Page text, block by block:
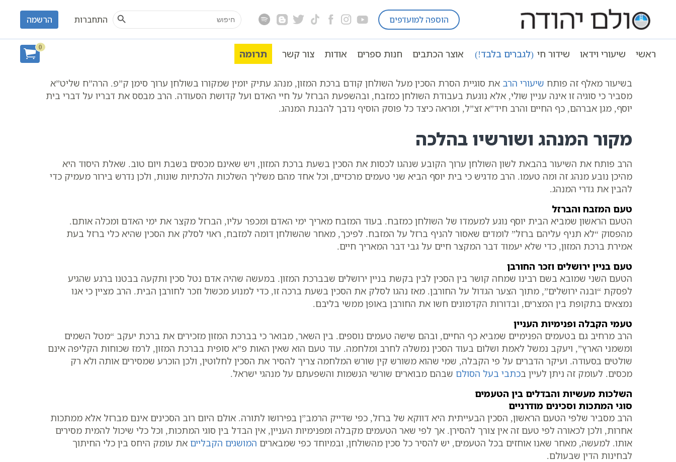
הוספה למועדפים Search
for:
Search Button
התחברות הרשמה
ראשי שיעורי וידאו שידור חי (לגברים בלבד!) אוצר הכתבים חנות ספרים אודות צור קשר תרומה
0
עמוד ראשי שיעורי וידאו שיעורי הלכה הלכות ברכות הלכות ברכות | מנהגי הסכין בשולחן האוכל
בשיעור מאלף זה פותח שיעורי הרב את סוגיית הסרת הסכין מעל השולחן קודם ברכת המזון, מנהג עתיק יומין שמקורו בשולחן ערוך סימן ק”פ. הרה”ח שליט”א
מסביר כי סוגיה זו אינה עניין שולי, אלא נוגעת בעבודת השולחן כמזבח, ובהשפעת הברזל על חיי האדם ועל קדושת הסעודה. הרב מבסס את דבריו על דברי בית
יוסף, מגן אברהם, כף החיים והרב חיד”א זצ”ל, ומראה כיצד כל פוסק הוסיף נדבך להבנת המנהג.
מקור המנהג ושורשיו בהלכה
הרב פותח את השיעור בהבאת לשון השולחן ערוך הקובע שנהגו לכסות את הסכין בשעת ברכת המזון, ויש שאינם מכסים בשבת ויום טוב. שאלת היסוד היא
מהיכן נובע מנהג זה ומה טעמו. הרב מדגיש כי בית יוסף הביא שני טעמים מרכזיים, וכל אחד מהם משליך השלכות הלכתיות שונות, ולכן נדרש בירור מעמיק כדי
להבין את גדרי המנהג.
טעם המזבח והברזל
הטעם הראשון שמביא הבית יוסף נוגע למעמדו של השולחן כמזבח. בעוד המזבח מאריך ימי האדם ומכפר עליו, הברזל מקצר את ימי האדם ומכלה אותם.
מהפסוק “לא תניף עליהם ברזל” לומדים שאסור להניף ברזל על המזבח. לפיכך, מאחר שהשולחן דומה למזבח, ראוי לסלק את הסכין שהיא כלי ברזל בעת
אמירת ברכת המזון, כדי שלא יעמוד דבר המקצר חיים על גבי דבר המאריך חיים.
טעם בניין ירושלים וזכר החורבן
הטעם השני שמובא בשם רבינו שמחה קושר בין הסכין לבין בקשת בניין ירושלים שבברכת המזון. במעשה שהיה אדם נטל סכין ותקעה בבטנו ברגע שהגיע
לפסקת “ובנה ירושלים”, מתוך הצער הגדול על החורבן. מאז נהגו לסלק את הסכין בשעת ברכה זו, כדי למנוע מכשול וזכר לחורבן הבית. הרב מציין כי אנו
נמצאים בתקופת בין המצרים, ובדורות הקדמונים חשו את החורבן באופן ממשי בליבם.
טעמי הקבלה ופנימיות העניין
הרב מרחיב גם בטעמים הפנימיים שמביא כף החיים, ובהם שישה טעמים נוספים. בין השאר, מבואר כי בברכת המזון מזכירים את ברכת יעקב “מטל השמים
ומשמני הארץ”, ויעקב נמשל לאמת ושלום בעוד הסכין נמשלה לחרב ומלחמה. עוד טעם הוא שאין האות פ”א סופית בברכת המזון, לרמז שכוחות הקליפה אינם
שולטים בסעודה. ועיקר הדברים על פי הקבלה, שמי שהוא משורש קין שורש המלחמה צריך להסיר את הסכין לחלוטין, ולכן הוכרע שמסירים אותה ולא רק
מכסים. לעומק זה ניתן לעיין בכתבי בעל הסולם שבהם מבוארים שורשי הנשמות והשפעתם על מנהגי ישראל.
השלכות מעשיות והבדלים בין הטעמים
סוגי המתכות וסכינים מודרניים
הרב מסביר שלפי הטעם הראשון, הסכין הבעייתית היא דווקא של ברזל, כפי שדייק הרמב”ן בפירושו לתורה. אולם היום רוב הסכינים אינם מברזל אלא ממתכות
אחרות, ולכן לכאורה לפי טעם זה אין צורך להסירן. אך לפי שאר הטעמים מקבלה ומפנימיות העניין, אין הבדל בין סוגי המתכות, וכל כלי שיכול להמית מסירים
אותו. למעשה, מאחר שאנו אוחזים בכל הטעמים, יש להסיר כל סכין מהשולחן, ובמיוחד כפי שמבארים המושגים הקבליים את עומק היחס בין כלי החיתוך
לבחינות הדין שבעולם.